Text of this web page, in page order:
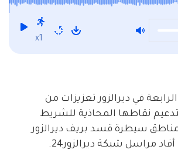
x1
في ديرالزور تعزيزات من
نقاطها المحاذية للشريط
سيطرة قسد بريف ديرالزور
مراسل شبكة ديرالزور24.